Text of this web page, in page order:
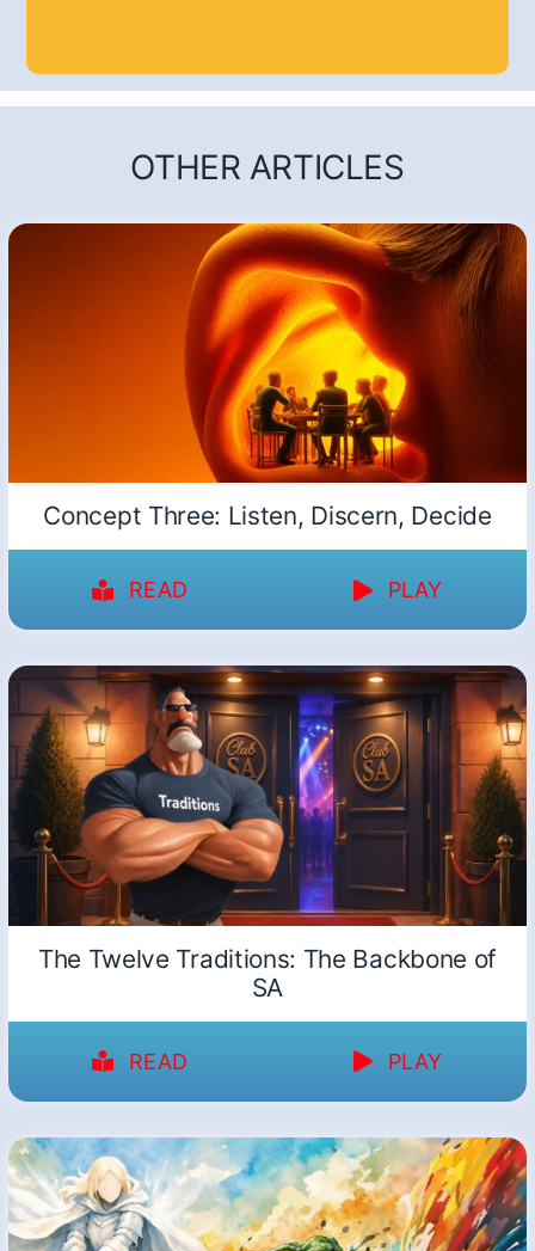
OTHER ARTICLES
Concept Three: Listen, Discern, Decide
READ PLAY
The Twelve Traditions: The Backbone of
SA
READ PLAY